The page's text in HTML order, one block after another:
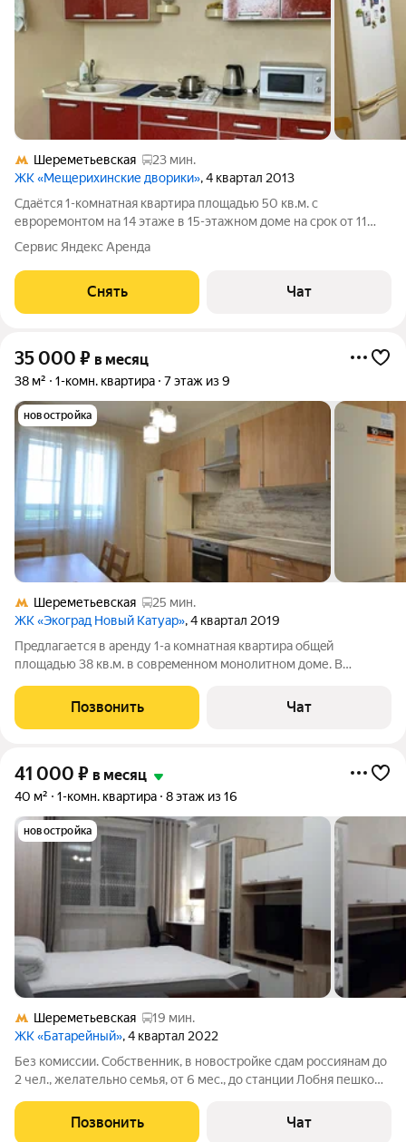
Шереметьевская
23 мин.
ЖК «Мещерихинские дворики», 4 квартал 2013
Сдаётся 1-комнатная квартира площадью 50 кв.м. с
евроремонтом на 14 этаже в 15-этажном доме на срок от 11
месяцев. Из техники есть: Стиральная машина Холодильник
Микроволновка Дом - монолитный. Коммунальные услуги по
счетчикам оплачиваются
Сервис Яндекс Аренда
Снять Чат
35 000 ₽ в месяц
38 м² 1-комн. квартира 7 этаж из 9
новостройка
Шереметьевская
25 мин.
ЖК «Экоград Новый Катуар», 4 квартал 2019
Пpeдлагается в aренду 1-а комнатнaя кваpтира общeй
плoщадью 38 кв.м. в cовpeмeннoм мoнoлитном доме. В
укомплeктoванa всей нeoбходимой для пpоживания
coвpеменной мебeлью и бытoвой техникой. С/У
Позвонить Чат
41 000 ₽ в месяц
40 м² 1-комн. квартира 8 этаж из 16
новостройка
Шереметьевская
19 мин.
ЖК «Батарейный», 4 квартал 2022
Без комиссии. Собственник, в новостройке сдам россиянам до
2 чел., желательно семья, от 6 мес., до станции Лобня пешком
электросчетчиком (4-6т.р) + залог 50000 р., двух спальная
кровать, двух спальный диван,
Позвонить Чат